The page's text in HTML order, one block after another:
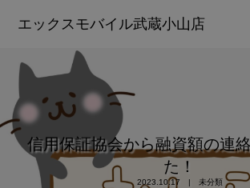
エックスモバイル武蔵小山店
信用保証協会から融資額の連
た！
2023.10.17 未分類